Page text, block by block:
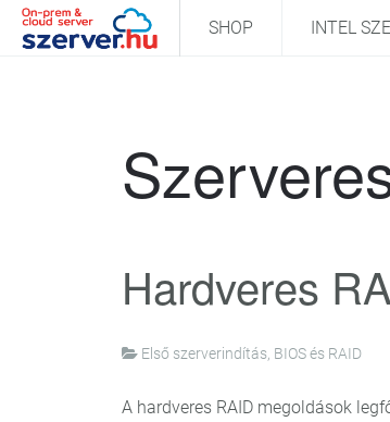
SHOP INTEL
Hardveres
Első szerverindítás, BIOS és RAID
A hardveres RAID megoldások